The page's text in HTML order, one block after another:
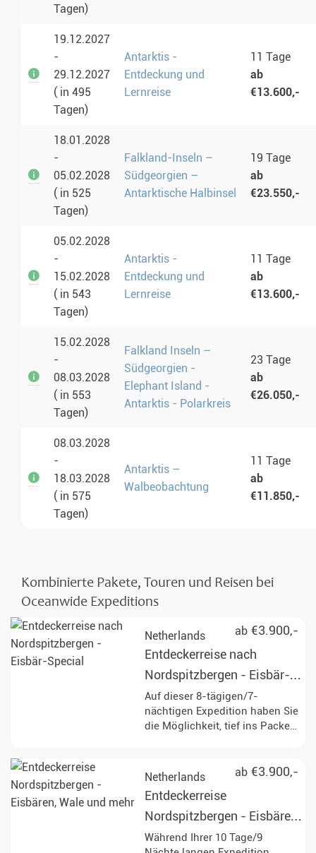
Tagen)
19.12.2027
-
29.12.2027
( in 495
Tagen)
Antarktis -
Entdeckung und
Lernreise
11 Tage
ab
€13.600,-
18.01.2028
-
05.02.2028
( in 525
Tagen)
Falkland-Inseln –
Südgeorgien –
Antarktische Halbinsel
19 Tage
ab
€23.550,-
05.02.2028
-
15.02.2028
( in 543
Tagen)
Antarktis -
Entdeckung und
Lernreise
11 Tage
ab
€13.600,-
15.02.2028
-
08.03.2028
( in 553
Tagen)
Falkland Inseln –
Südgeorgien -
Elephant Island -
Antarktis - Polarkreis
23 Tage
ab
€26.050,-
08.03.2028
-
18.03.2028
( in 575
Tagen)
Antarktis –
Walbeobachtung
11 Tage
ab
€11.850,-
Kombinierte Pakete, Touren und Reisen bei
Oceanwide Expeditions
ab €3.900,-
Netherlands
Entdeckerreise nach
Nordspitzbergen - Eisbär-
Special
Auf dieser 8-tägigen/7-
nächtigen Expedition haben Sie
die Möglichkeit, tief ins Packeis
Spitzbergens, mit etwas Glück
hautnah zu erleben. Genießen
Sie unvergessliche Erlebnisse
entdecken Sie die arktische
ab €3.900,-
Netherlands
Entdeckerreise
Nordspitzbergen - Eisbären,
Wale und mehr
Während Ihrer 10 Tage/9